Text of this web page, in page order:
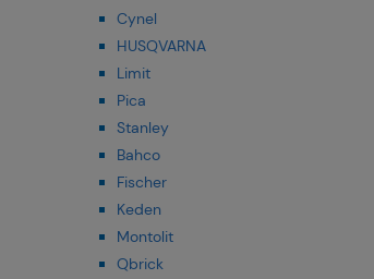
Cynel
HUSQVARNA
Limit
Pica
Stanley
Bahco
Fischer
Keden
Montolit
Qbrick